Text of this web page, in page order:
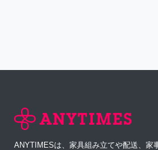
ANYTIMESは、家具組み立てや配送、家